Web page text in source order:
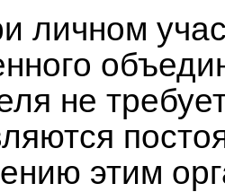
участии
не
этим